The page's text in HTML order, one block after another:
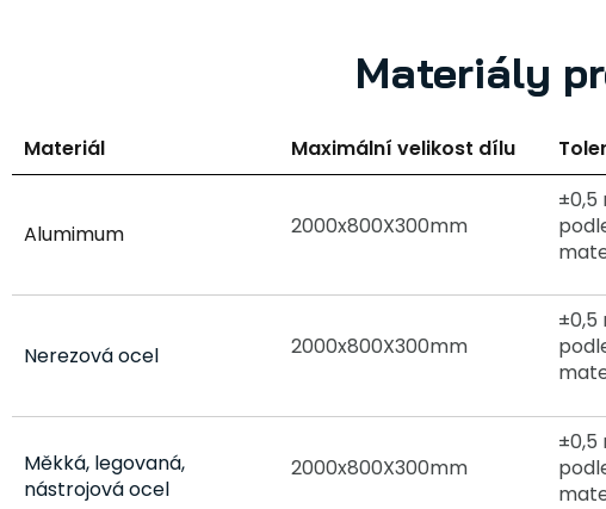
Materiály
Materiál Maximální velikost dílu
Alumimum 2000x800X300mm
±0,5
Nerezová ocel 2000x800X300mm
±0,5
Měkká, legovaná,
nástrojová ocel
2000x800X300mm
±0,5